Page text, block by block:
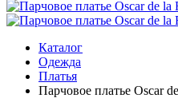
Каталог
Одежда
Платья
Парчовое платье Oscar